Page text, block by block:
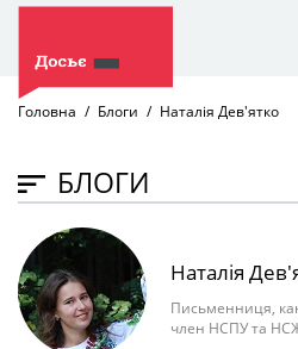
Головна Блоги Наталія Дев'ятко
БЛОГИ
Наталія
Письменниця,
член НСПУ та